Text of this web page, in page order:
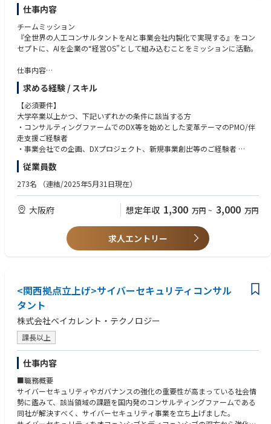
【コンサルティング案件のご紹介（一例）】
・大手自動車会社の製造領域AI戦略～モデル開発
・大手自動車会社の経営統合シナジー検討
・大手自動車会社のグローバル品質におけるDX/AI戦略策定
・大手自動車会社のR&Dリソースマネジメント戦略策定
・大手製薬会社のグローバルDX(変革CxOオフィス)
・大手電機会社の新規事業創出 他多数
・製造業や小売業のインダストリー、クライアントやその製品・サービス
に対する愛着や愛情、深い造形をお持ちの方
・自身の変化や成長を楽しめる方（Enjoy working）
・知的好奇心・知的タフネスがあり、自発的・積極的に物事を推進／自己
研鑽できる方（Growth mindset）
・将来の事業家・起業家・経営者を目指したい方（人材輩出）
仕事内容
チームミッション
『全世界の人工コンサルタントをAIと事業会社内製化で実現する』をコン
セプトに、AIを企業の“経営OS”として組み込むことをミッションに活動。
仕事内容
AIを活用した、クライアントの自走を促す新しい形の実行/オペレーション
変革コンサルティング事業
Management Consultingでは、従来の“伴走支援”とは異なり、クライアン
トの自走を志向したサポートを実施し、価値を創出することを目指しま
す。
現在コンサルティング業界では“コンサルティング”と銘打ちながらも、ク
ライアントの業務代替や管理業務に終始し、本当に価値がある支援となっ
スタイルが増えつつあります。
我々の実行支援は、あくまでクライアントの自走化を目的とし、AIの活用
による業務の効率化・高度化や採用支援といった、従来では踏み込まなか
った領域までの支援による、新しい実行/オペレーション変革コンサルテ
ィングを実施しています。
チームとしても 「たのしいコンサル 」をキーワードに、働きやすく成長
も両立できる仕組みを整えています。
ことで得られる価値貢 献と、今後必須になる“AIの業務適応”スキル獲得
・「純粋にクライアントに向き合いたいのに売上・稼働へのプレッシャー
がノイズ…」
→営業とコンサル機能を分離したチーミングにより、プロジェクトにフ
ォーカス
・「今の待遇に満足しているが、このままでいいか不安・身動きが取れな
い…」
→待遇を維持/向上させつつ、AI・変革ノウハウを身に着け、今後の強み
を獲得
求める経験 / スキル
【必須要件】
大学卒業以上かつ、下記いずれかの条件に該当する方
・コンサルティングファームでのDX等を始めとした変革テーマのPMO/伴
走支援ご経験者
・事業会社での企画、DXプロジェクト、新規事業創出等のご経験者
・日本語がネイティブレベルの方
【求める人物像】
・成長中のファームで新サービス、新組織を拡大していきたい方
・事業やクライアントの業界に愛着や愛情を持っている方
・知的好奇心・知的タフネスがあり、自ら積極的に物事を推進/自己研鑽
従業員数
273名 （連結/2025年5月31日現在）
大阪府 想定年収 1,300 万円 ~ 3,000 万円
求人エントリー
<関西拠点立上げ>サイバーセキュリティコンサル
タント
株式会社ベイカレント・テクノロジー
課長以上
仕事内容
■職務概要
サイバーセキュリティやガバナンスの強化の重要性が高まっている社会情
勢に鑑みて、該当領域の課題を国内発のコンサルティングファームである
同社が解決すべく、サイバーセキュリティ事業を立ち上げました。